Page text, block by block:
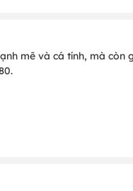
mẽ và cá tính, mà còn